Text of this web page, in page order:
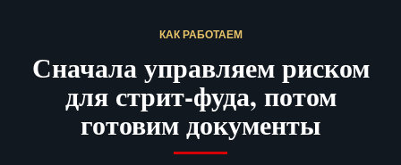
КАК РАБОТАЕМ
Сначала управляем риском
для стрит-фуда, потом
готовим документы